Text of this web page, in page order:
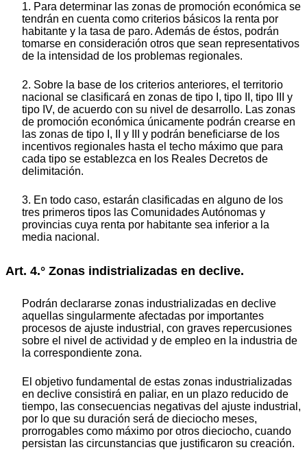
1. Para determinar las zonas de promoción económica se
tendrán en cuenta como criterios básicos la renta por
habitante y la tasa de paro. Además de éstos, podrán
tomarse en consideración otros que sean representativos
de la intensidad de los problemas regionales.
2. Sobre la base de los criterios anteriores, el territorio
nacional se clasificará en zonas de tipo I, tipo II, tipo III y
tipo IV, de acuerdo con su nivel de desarrollo. Las zonas
de promoción económica únicamente podrán crearse en
las zonas de tipo I, II y III y podrán beneficiarse de los
incentivos regionales hasta el techo máximo que para
cada tipo se establezca en los Reales Decretos de
delimitación.
3. En todo caso, estarán clasificadas en alguno de los
tres primeros tipos las Comunidades Autónomas y
provincias cuya renta por habitante sea inferior a la
media nacional.
Art. 4.° Zonas indistrializadas en declive.
Podrán declararse zonas industrializadas en declive
aquellas singularmente afectadas por importantes
procesos de ajuste industrial, con graves repercusiones
sobre el nivel de actividad y de empleo en la industria de
la correspondiente zona.
El objetivo fundamental de estas zonas industrializadas
en declive consistirá en paliar, en un plazo reducido de
tiempo, las consecuencias negativas del ajuste industrial,
por lo que su duración será de dieciocho meses,
prorrogables como máximo por otros dieciocho, cuando
persistan las circunstancias que justificaron su creación.